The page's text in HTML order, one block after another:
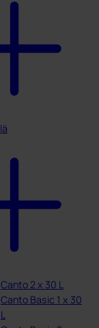
Canto 2 x 30 L
Canto Basic 1 x 30
L